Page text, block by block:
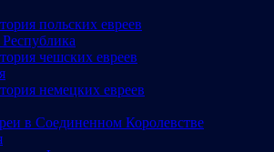
польских евреев
чешских евреев
немецких евреев
в Соединенном Королевстве